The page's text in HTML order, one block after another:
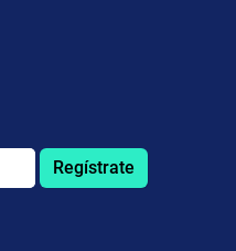
Regístrate